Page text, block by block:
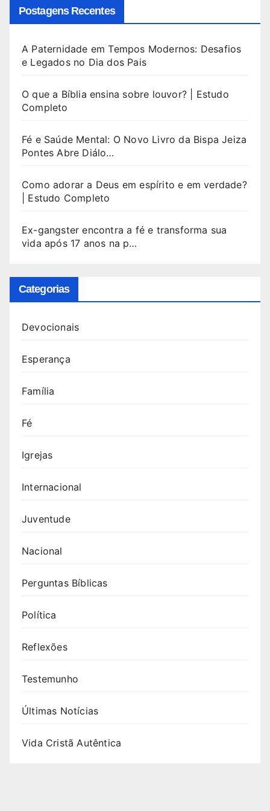
Postagens Recentes
A Paternidade em Tempos Modernos: Desafios
e Legados no Dia dos Pais
O que a Bíblia ensina sobre louvor? | Estudo
Completo
Fé e Saúde Mental: O Novo Livro da Bispa Jeiza
Pontes Abre Diálo…
Como adorar a Deus em espírito e em verdade?
| Estudo Completo
Ex-gangster encontra a fé e transforma sua
vida após 17 anos na p…
Categorias
Devocionais
Esperança
Família
Fé
Igrejas
Internacional
Juventude
Nacional
Perguntas Bíblicas
Política
Reflexões
Testemunho
Últimas Notícias
Vida Cristã Autêntica